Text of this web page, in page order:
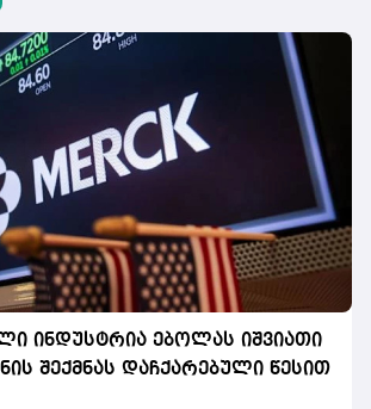
ინდუსტრია ებოლას იშვიათი
შექმნას დაჩქარებული წესით